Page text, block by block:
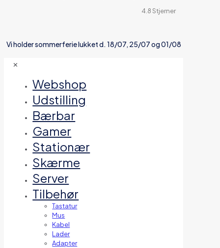
4.8 Stjerner
Vi holder sommerferie lukket d. 18/07, 25/07 og 01/08
✕
Webshop
Udstilling
Bærbar
Gamer
Stationær
Skærme
Server
Tilbehør
Tastatur
Mus
Kabel
Lader
Adapter